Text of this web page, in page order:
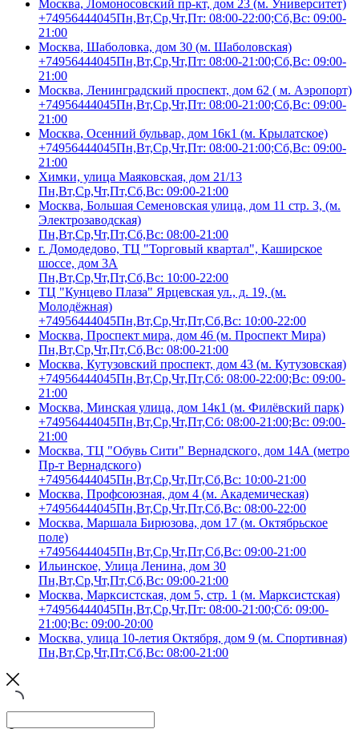
Москва, Ломоносовский пр-кт, дом 23 (м. Университет)
+74956444045Пн,Вт,Ср,Чт,Пт: 08:00-22:00;Сб,Вс: 09:00-
21:00
Москва, Шаболовка, дом 30 (м. Шаболовская)
+74956444045Пн,Вт,Ср,Чт,Пт: 08:00-21:00;Сб,Вс: 09:00-
21:00
Москва, Ленинградский проспект, дом 62 ( м. Аэропорт)
+74956444045Пн,Вт,Ср,Чт,Пт: 08:00-21:00;Сб,Вс: 09:00-
21:00
Москва, Осенний бульвар, дом 16к1 (м. Крылатское)
+74956444045Пн,Вт,Ср,Чт,Пт: 08:00-21:00;Сб,Вс: 09:00-
21:00
Химки, улица Маяковская, дом 21/13
Пн,Вт,Ср,Чт,Пт,Сб,Вс: 09:00-21:00
Москва, Большая Семеновская улица, дом 11 стр. 3, (м.
Электрозаводская)
Пн,Вт,Ср,Чт,Пт,Сб,Вс: 08:00-21:00
г. Домодедово, ТЦ "Торговый квартал", Каширское
шоссе, дом 3А
Пн,Вт,Ср,Чт,Пт,Сб,Вс: 10:00-22:00
ТЦ "Кунцево Плаза" Ярцевская ул., д. 19, (м.
Молодёжная)
+74956444045Пн,Вт,Ср,Чт,Пт,Сб,Вс: 10:00-22:00
Москва, Проспект мира, дом 46 (м. Проспект Мира)
Пн,Вт,Ср,Чт,Пт,Сб,Вс: 08:00-21:00
Москва, Кутузовский проспект, дом 43 (м. Кутузовская)
+74956444045Пн,Вт,Ср,Чт,Пт,Сб: 08:00-22:00;Вс: 09:00-
21:00
Москва, Минская улица, дом 14к1 (м. Филёвский парк)
+74956444045Пн,Вт,Ср,Чт,Пт,Сб: 08:00-21:00;Вс: 09:00-
21:00
Москва, ТЦ "Обувь Сити" Вернадского, дом 14А (метро
Пр-т Вернадского)
+74956444045Пн,Вт,Ср,Чт,Пт,Сб,Вс: 10:00-21:00
Москва, Профсоюзная, дом 4 (м. Академическая)
+74956444045Пн,Вт,Ср,Чт,Пт,Сб,Вс: 08:00-22:00
Москва, Маршала Бирюзова, дом 17 (м. Октябрьское
поле)
+74956444045Пн,Вт,Ср,Чт,Пт,Сб,Вс: 09:00-21:00
Ильинское, Улица Ленина, дом 30
Пн,Вт,Ср,Чт,Пт,Сб,Вс: 09:00-21:00
Москва, Марксистская, дом 5, стр. 1 (м. Марксистская)
+74956444045Пн,Вт,Ср,Чт,Пт: 08:00-21:00;Сб: 09:00-
21:00;Вс: 09:00-20:00
Москва, улица 10-летия Октября, дом 9 (м. Спортивная)
Пн,Вт,Ср,Чт,Пт,Сб,Вс: 08:00-21:00